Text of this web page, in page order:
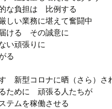
な負担は 比例する
い業務に堪えて奮闘中
ける その誠意に
い頑張りに
る
新型コロナに晒（さら）さ
ために 頑張る人たちが
テムを稼働させる